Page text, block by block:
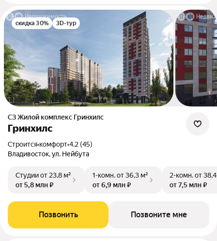
скидка 30% 3D-тур
СЗ Жилой комплекс Гринхилс
Гринхилс
Строится•комфорт•4.2 (45)
Владивосток, ул. Нейбута
Студииот 23,8 м²
от 5,8 млн ₽
1-комн.от 36,3 м²
от 6,9 млн ₽
2-комн.от
от 7,5 млн ₽
Позвонить Позвоните мне